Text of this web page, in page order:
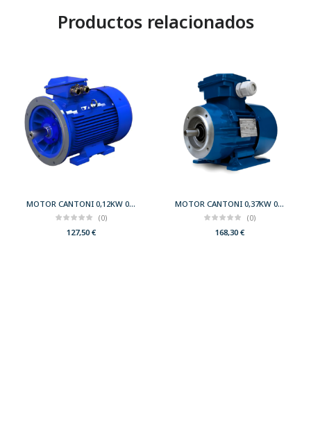
Productos relacionados
MOTOR CANTONI 0,12KW 0,17CV 3000 B35 T56 230/400 IE2
(0)
127,50€
MOTOR CANTONI 0,37KW 0,50CV 3000 B34 T71 230/400 IE2
(0)
168,30€